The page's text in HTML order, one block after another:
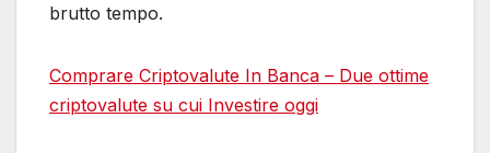
brutto tempo.
Comprare Criptovalute In Banca – Due ottime
сriptovalute su cui Investire oggi